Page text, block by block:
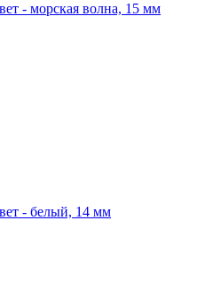
- морская волна, 15 мм
- белый, 14 мм